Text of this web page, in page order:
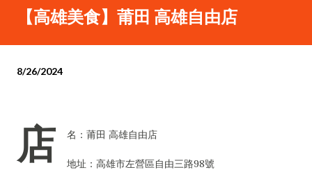
【高雄美食】莆田 高雄自由店
8/26/2024
店 名：莆田 高雄自由店
地址：高雄市左營區自由三路98號